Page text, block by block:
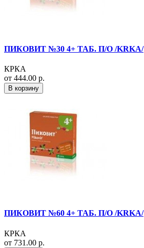
ПИКОВИТ №30 4+ ТАБ. П/О /KRKA/
КРКА
от 444.00 р.
В корзину
ПИКОВИТ №60 4+ ТАБ. П/О /KRKA/
КРКА
от 731.00 р.